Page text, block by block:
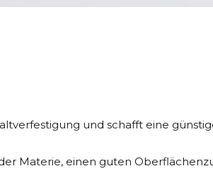
und schafft eine
Materie, einen guten